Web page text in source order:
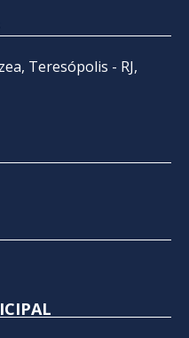
Teresópolis - RJ,